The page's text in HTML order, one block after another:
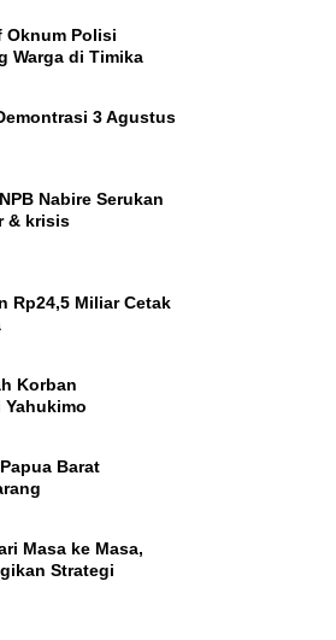
Polisi
Warga di Timika
3 Agustus
Nabire Serukan
& krisis
Rp24,5 Miliar Cetak
Korban
Yahukimo
Barat
Masa ke Masa,
Strategi